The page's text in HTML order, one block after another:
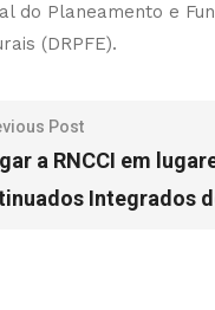
do Planeamento e
(DRPFE).
Post
a RNCCI em
Integrados